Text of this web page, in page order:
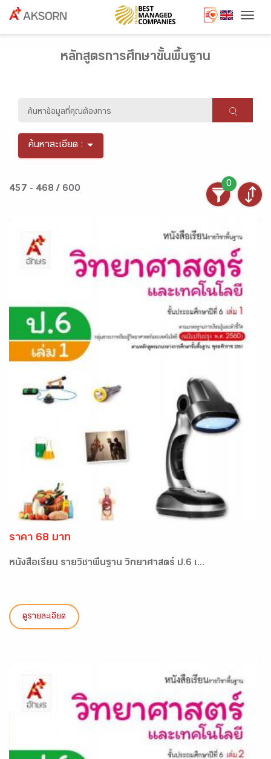
หลักสูตรการศึกษาขั้นพื้นฐาน
ค้นหาละเอียด :
457 - 468 / 600
0
ราคา 68 บาท
หนังสือเรียน รายวิชาพื้นฐาน วิทยาศาสตร์ ป.6 เ...
ดูรายละเอียด